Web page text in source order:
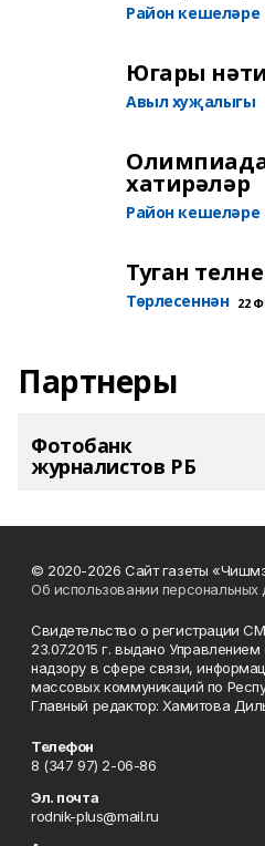
Район кешеләре
Югары
Авыл хуҗалыгы
хатирәләр
Район кешеләре
Туган
Төрлесеннән 22
Партнеры
Фотобанк
журналистов РБ
© 2020-2026 Сайт газеты
Об использовании персональных
Свидетельство о регистрации
23.07.2015 г. выдано
надзору в сфере связи,
массовых коммуникаций по
Главный редактор: Хамитова
Телефон
8 (347 97) 2-06-86
Эл. почта
rodnik-plus@mail.ru